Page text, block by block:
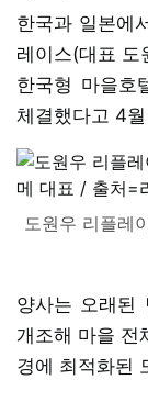
한국과 일본에
레이스(대표 도
한국형 마을호
체결했다고 4
도원우 리플레
양사는 오래된
개조해 마을 전
경에 최적화된